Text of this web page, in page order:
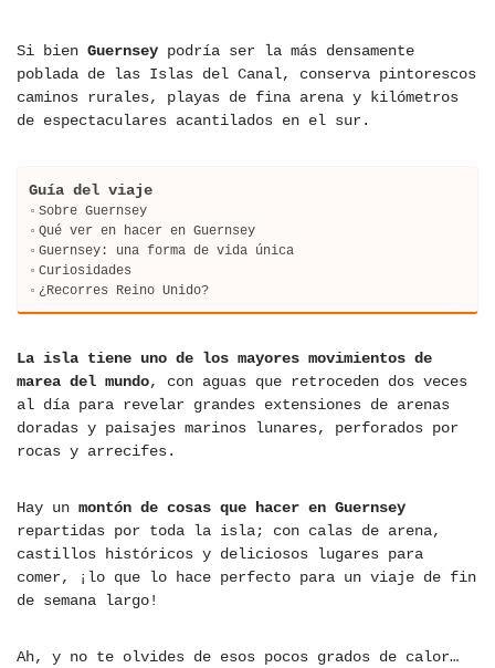
Si bien Guernsey podría ser la más densamente
poblada de las Islas del Canal, conserva pintorescos
caminos rurales, playas de fina arena y kilómetros
de espectaculares acantilados en el sur.
Guía del viaje
Sobre Guernsey
Qué ver en hacer en Guernsey
Guernsey: una forma de vida única
Curiosidades
¿Recorres Reino Unido?
La isla tiene uno de los mayores movimientos de
marea del mundo, con aguas que retroceden dos veces
al día para revelar grandes extensiones de arenas
doradas y paisajes marinos lunares, perforados por
rocas y arrecifes.
Hay un montón de cosas que hacer en Guernsey
repartidas por toda la isla; con calas de arena,
castillos históricos y deliciosos lugares para
comer, ¡lo que lo hace perfecto para un viaje de fin
de semana largo!
Ah, y no te olvides de esos pocos grados de calor…